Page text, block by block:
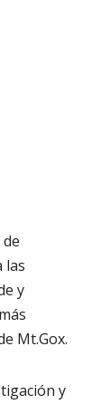
las
y
Mt.Gox.
y